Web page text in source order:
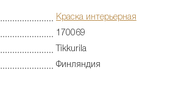
Краска интерьерная
170069
Tikkurila
Финляндия